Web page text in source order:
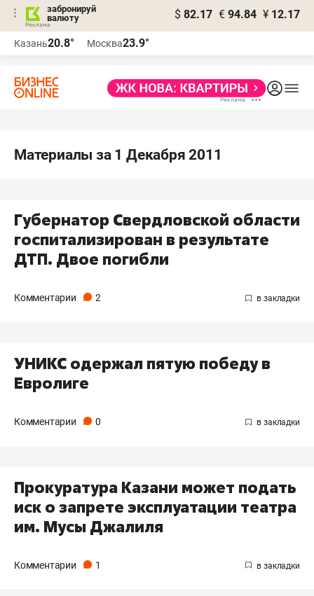
забронируй
валюту
$ 82.17 € 94.84 ¥ 12.17
Казань20.8° Москва23.9°
Материалы за 1 Декабря 2011
Губернатор Свердловской области
госпитализирован в результате
ДТП. Двое погибли
Комментарии 2
УНИКС одержал пятую победу в
Евролиге
Комментарии 0
Прокуратура Казани может подать
иск о запрете эксплуатации театра
им. Мусы Джалиля
Комментарии 1